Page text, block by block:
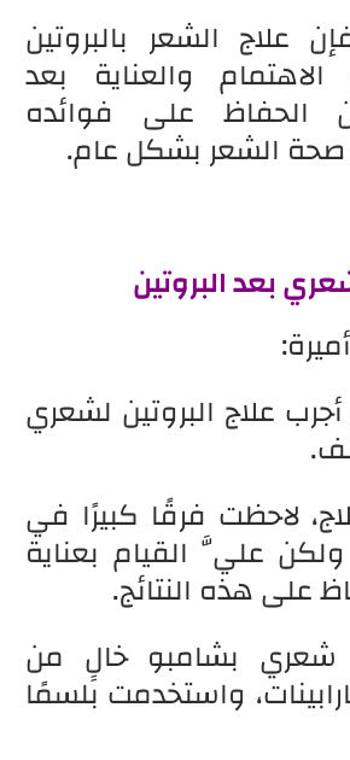
علاج الشعر بالبروتين
والعناية بعد
الحفاظ على فوائده
الشعر بشكل عام.
بعد البروتين
علاج البروتين لشعري
لاحظت فرقًا كبيرًا في
عليَّ القيام بعناية
على هذه النتائج.
بشامبو خالٍ من
واستخدمت بلسمًا